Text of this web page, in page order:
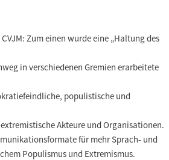
Zum einen wurde eine „Haltung des
in verschiedenen Gremien erarbeitete
populistische und
Akteure und Organisationen.
für mehr Sprach- und
Populismus und Extremismus.